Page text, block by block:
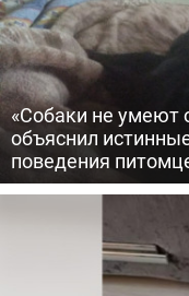
«Собаки не умеют
объяснил
поведения